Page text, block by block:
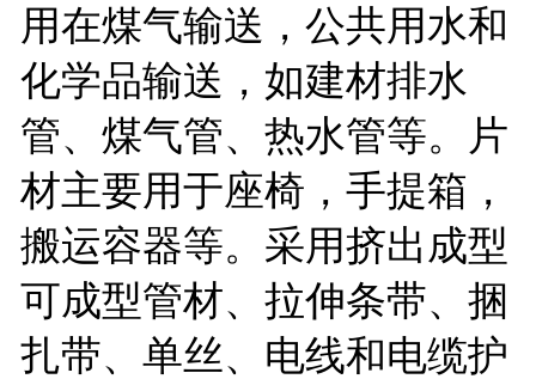
用在煤气输送，公共用水和
化学品输送，如建材排水
管、煤气管、热水管等。片
材主要用于座椅，手提箱，
搬运容器等。采用挤出成型
可成型管材、拉伸条带、捆
扎带、单丝、电线和电缆护